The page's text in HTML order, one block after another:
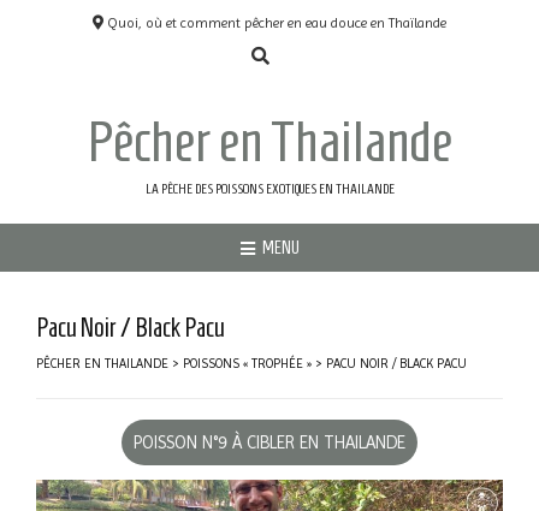
Quoi, où et comment pêcher en eau douce en Thaïlande
Pêcher en Thailande
LA PÊCHE DES POISSONS EXOTIQUES EN THAILANDE
MENU
Pacu Noir / Black Pacu
PÊCHER EN THAILANDE > POISSONS « TROPHÉE » > PACU NOIR / BLACK PACU
POISSON N°9 À CIBLER EN THAILANDE